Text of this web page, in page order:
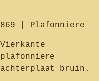
869 | Plafonniere
Vierkante
plafonniere
achterplaat bruin.